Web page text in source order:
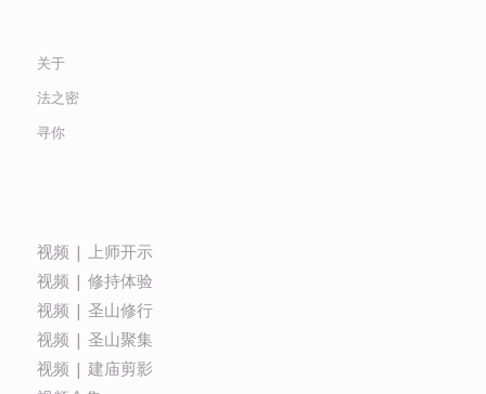
关于
法之密
寻你
视频 | 上师开示
视频 | 修持体验
视频 | 圣山修行
视频 | 圣山聚集
视频 | 建庙剪影